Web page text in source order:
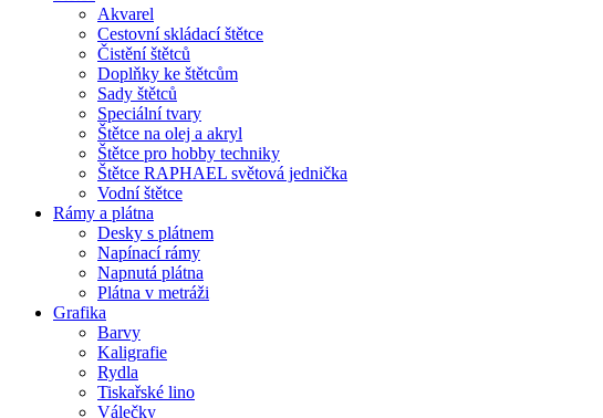
Akvarel
Cestovní skládací štětce
Čistění štětců
Doplňky ke štětcům
Sady štětců
Speciální tvary
Štětce na olej a akryl
Štětce pro hobby techniky
Štětce RAPHAEL světová jednička
Vodní štětce
Rámy a plátna
Desky s plátnem
Napínací rámy
Napnutá plátna
Plátna v metráži
Grafika
Barvy
Kaligrafie
Rydla
Tiskařské lino
Válečky